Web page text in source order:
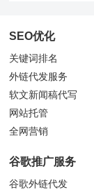
SEO优化
关键词排名
外链代发服务
软文新闻稿代写
网站托管
全网营销
谷歌推广服务
谷歌外链代发